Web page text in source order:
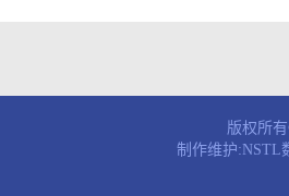
版权所
制作维护:NSTL